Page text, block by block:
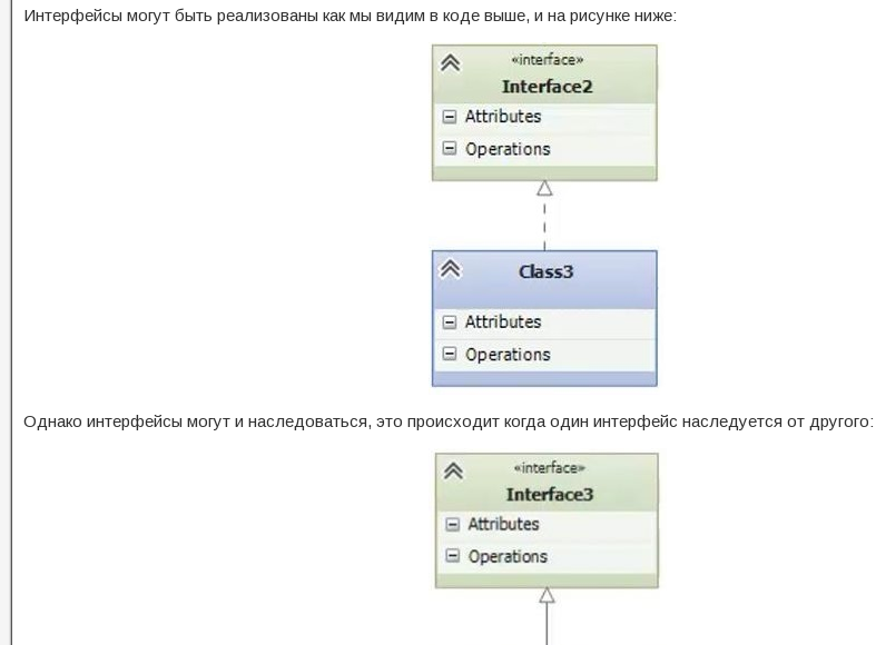
Интерфейсы могут быть реализованы как мы видим в коде выше, и на рисунке ниже:
Однако интерфейсы могут и наследоваться, это происходит когда один интерфейс наследуется от другого: